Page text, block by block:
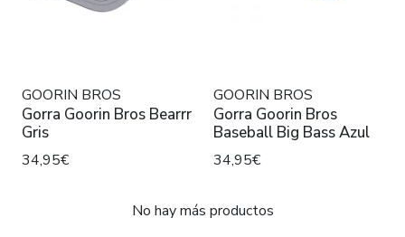
GOORIN BROS
Gorra Goorin Bros Bearrr
Gris
34,95€
GOORIN BROS
Gorra Goorin Bros
Baseball Big Bass Azul
34,95€
No hay más productos